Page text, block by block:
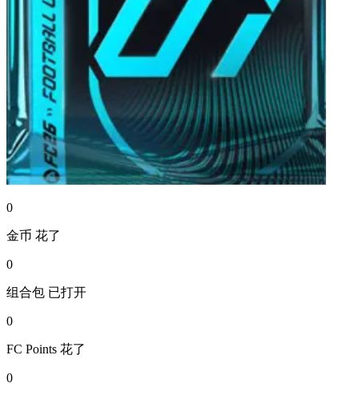
0
金币 花了
0
组合包 已打开
0
FC Points 花了
0